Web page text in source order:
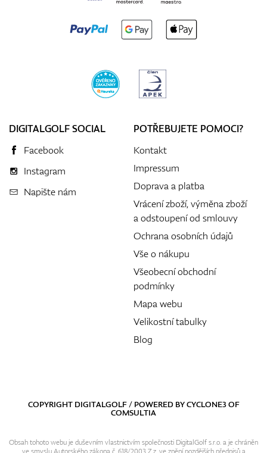
DIGITALGOLF SOCIAL
Facebook
Instagram
Napište nám
POTŘEBUJETE POMOCI?
Kontakt
Impressum
Doprava a platba
Vrácení zboží, výměna zboží
a odstoupení od smlouvy
Ochrana osobních údajů
Vše o nákupu
Všeobecní obchodní
podmínky
Mapa webu
Velikostní tabulky
Blog
COPYRIGHT DIGITALGOLF / POWERED BYCYCLONE3OF
COMSULTIA
Obsah tohoto webu je duševním vlastnictvím společnosti DigitalGolf s.r.o. a je chráněn
ve smyslu Autorského zákona č. 618/2003 Z.z. ve znění pozdějších předpisů a